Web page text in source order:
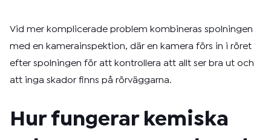
Vid mer komplicerade problem kombineras spolningen
med en kamerainspektion, där en kamera förs in i röret
efter spolningen för att kontrollera att allt ser bra ut och
att inga skador finns på rörväggarna.
Hur fungerar kemiska